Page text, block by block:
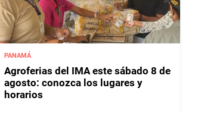
PANAMÁ
Agroferias del IMA este sábado 8 de
agosto: conozca los lugares y
horarios